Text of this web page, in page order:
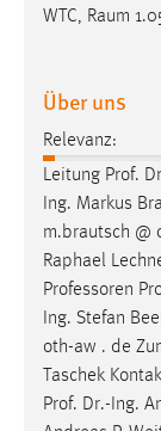
WTC, Raum
Über uns
Relevanz:
Leitung Prof. Dr
Ing. Markus
m.brautsch @
Raphael
Professoren
Ing. Stefan
oth-aw . de
Taschek
Prof. Dr.-Ing.
Marketing
Sie tun
hinweg
Google
Name:
_gcl_au
Anbieter:
Google